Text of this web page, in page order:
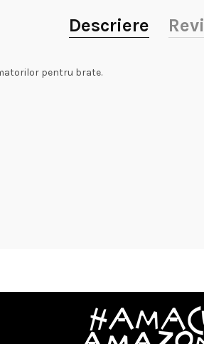
Descriere
pentru brate.